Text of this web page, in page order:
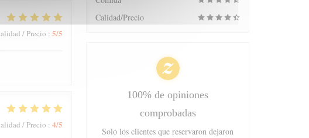
/ Precio : 5/5
/ Precio : 4/5
Calidad/Precio
100% de opiniones
comprobadas
Solo los clientes que reservaron dejaron